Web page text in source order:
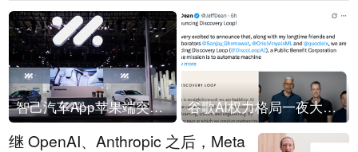
智己汽车App苹果端突然“下架” 谷歌AI权力格局一夜大洗牌
继 OpenAI、Anthropic 之后，Meta